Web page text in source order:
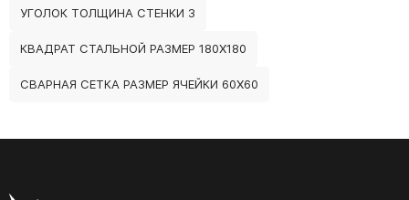
УГОЛОК ТОЛЩИНА СТЕНКИ 3
КВАДРАТ СТАЛЬНОЙ РАЗМЕР 180Х180
СВАРНАЯ СЕТКА РАЗМЕР ЯЧЕЙКИ 60Х60